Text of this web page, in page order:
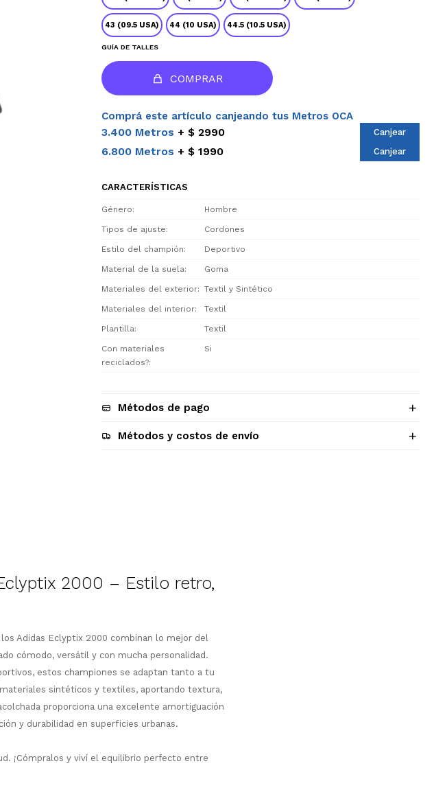
43 (09.5 USA) 44 (10 USA) 44.5 (10.5 USA)
GUÍA DE TALLES
COMPRAR
Comprá este artículo canjeando tus Metros OCA
3.400 Metros $ 2990 Canjear
6.800 Metros $ 1990 Canjear
CARACTERÍSTICAS
Género Hombre
Tipos de ajuste Cordones
Estilo del champión Deportivo
Material de la suela Goma
Materiales del exterior Textil y Sintético
Materiales del interior Textil
Plantilla Textil
Con materiales
reciclados?
Si
Métodos de pago
Métodos y costos de envío
2000 – Estilo retro,
Adidas Eclyptix 2000 combinan lo mejor del
cómodo, versátil y con mucha personalidad.
estos championes se adaptan tanto a tu
sintéticos y textiles, aportando textura,
proporciona una excelente amortiguación
y durabilidad en superficies urbanas.
¡Cómpralos y viví el equilibrio perfecto entre
y Pagá
en 12
más ágil de
con tu cédula!
crediticia.
para comprar
usando Pago
lamentamos
mal!